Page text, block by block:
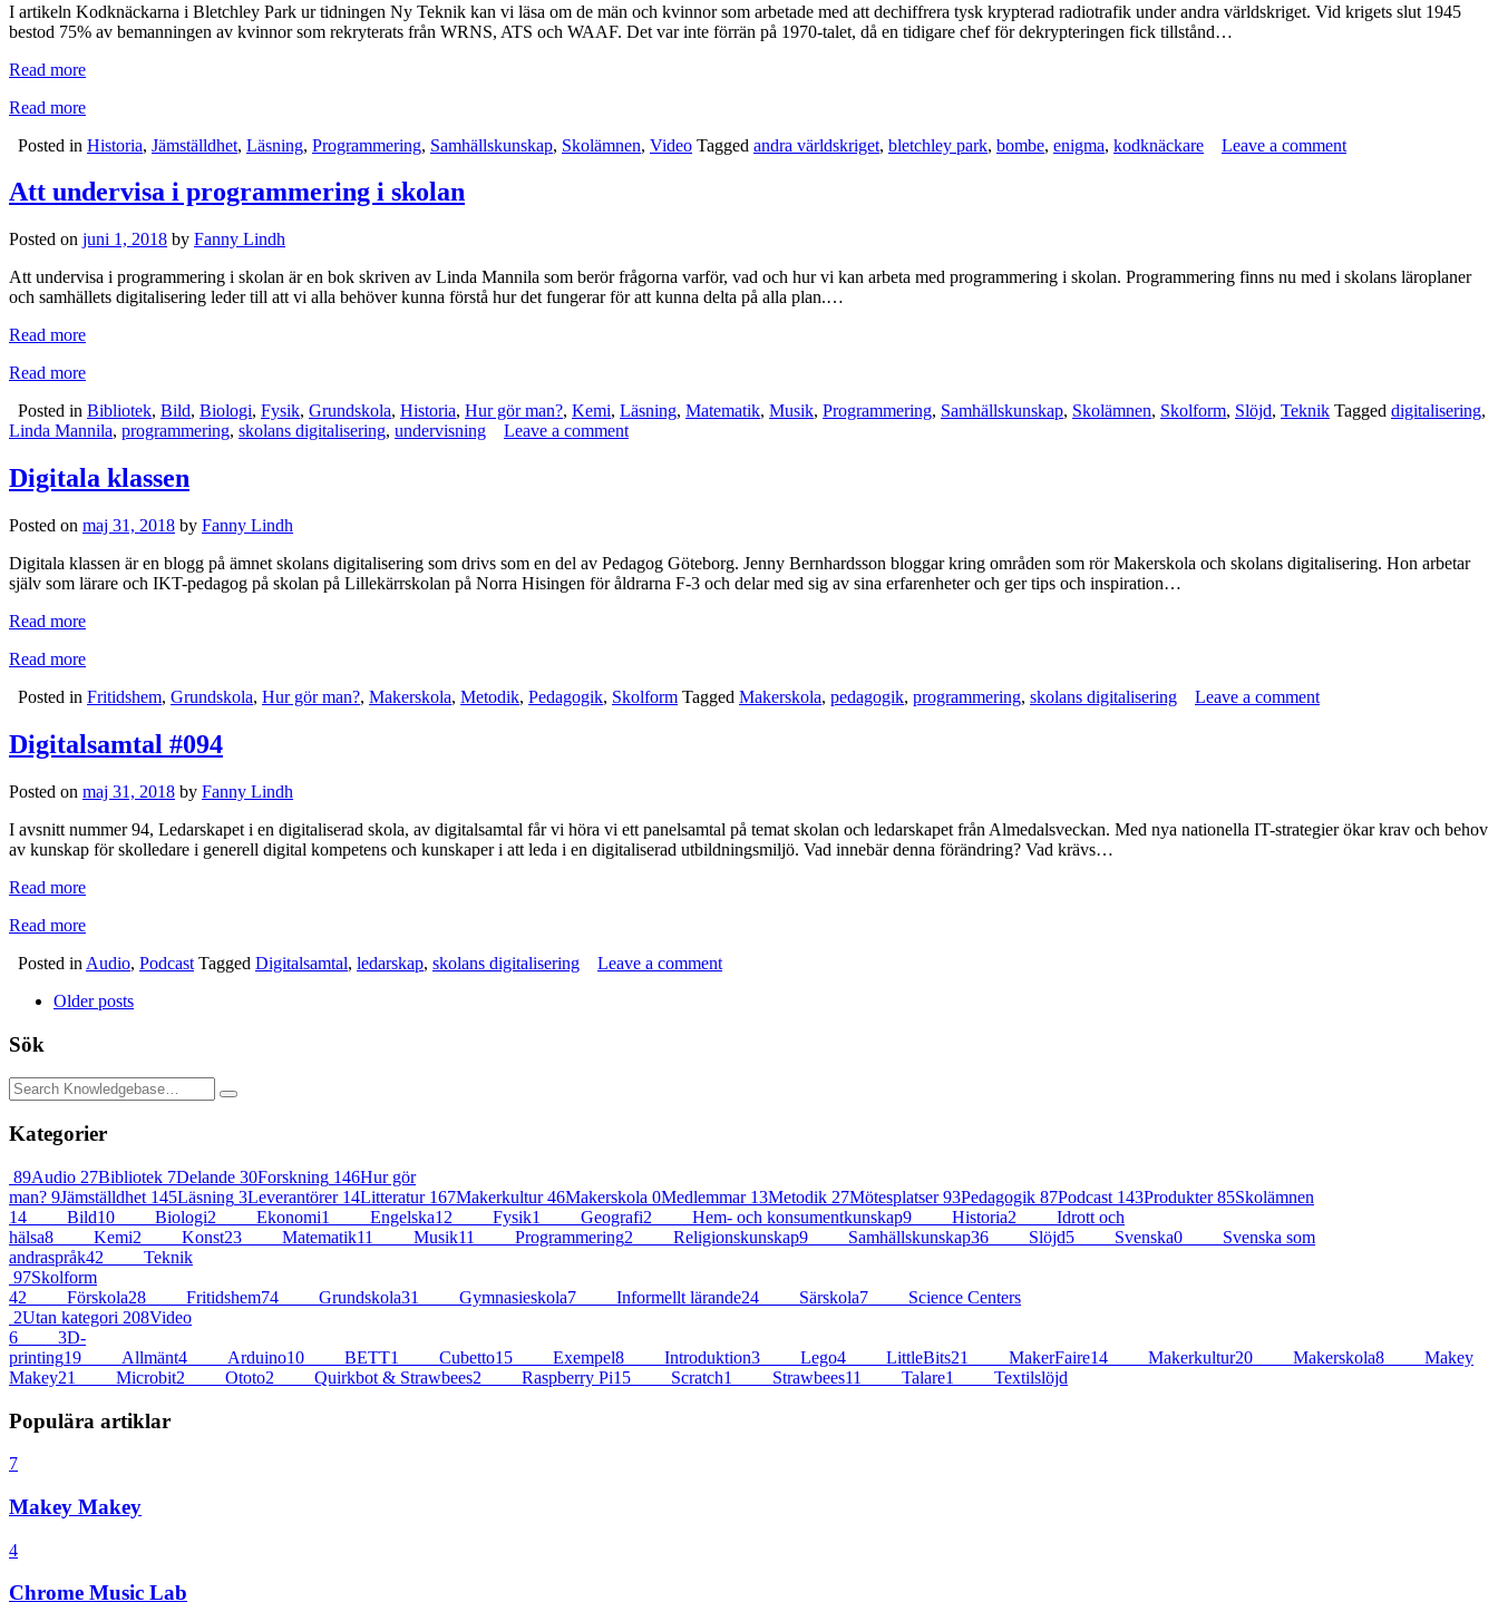
I artikeln Kodknäckarna i Bletchley Park ur tidningen Ny Teknik kan vi läsa om de män och kvinnor som arbetade med att dechiffrera tysk krypterad radiotrafik under andra världskriget. Vid krigets slut 1945
bestod 75% av bemanningen av kvinnor som rekryterats från WRNS, ATS och WAAF. Det var inte förrän på 1970-talet, då en tidigare chef för dekrypteringen fick tillstånd…
Read more
Read more
Posted in Historia, Jämställdhet, Läsning, Programmering, Samhällskunskap, Skolämnen, Video Tagged andra världskriget, bletchley park, bombe, enigma, kodknäckare Leave a comment
Att undervisa i programmering i skolan
Posted on juni 1, 2018 by Fanny Lindh
Att undervisa i programmering i skolan är en bok skriven av Linda Mannila som berör frågorna varför, vad och hur vi kan arbeta med programmering i skolan. Programmering finns nu med i skolans läroplaner
och samhällets digitalisering leder till att vi alla behöver kunna förstå hur det fungerar för att kunna delta på alla plan.…
Read more
Read more
Posted in Bibliotek, Bild, Biologi, Fysik, Grundskola, Historia, Hur gör man?, Kemi, Läsning, Matematik, Musik, Programmering, Samhällskunskap, Skolämnen, Skolform, Slöjd, Teknik Tagged digitalisering,
Linda Mannila, programmering, skolans digitalisering, undervisning Leave a comment
Digitala klassen
Posted on maj 31, 2018 by Fanny Lindh
Digitala klassen är en blogg på ämnet skolans digitalisering som drivs som en del av Pedagog Göteborg. Jenny Bernhardsson bloggar kring områden som rör Makerskola och skolans digitalisering. Hon arbetar
själv som lärare och IKT-pedagog på skolan på Lillekärrskolan på Norra Hisingen för åldrarna F-3 och delar med sig av sina erfarenheter och ger tips och inspiration…
Read more
Read more
Posted in Fritidshem, Grundskola, Hur gör man?, Makerskola, Metodik, Pedagogik, Skolform Tagged Makerskola, pedagogik, programmering, skolans digitalisering Leave a comment
Digitalsamtal #094
Posted on maj 31, 2018 by Fanny Lindh
I avsnitt nummer 94, Ledarskapet i en digitaliserad skola, av digitalsamtal får vi höra vi ett panelsamtal på temat skolan och ledarskapet från Almedalsveckan. Med nya nationella IT-strategier ökar krav och behov
av kunskap för skolledare i generell digital kompetens och kunskaper i att leda i en digitaliserad utbildningsmiljö. Vad innebär denna förändring? Vad krävs…
Read more
Read more
Posted in Audio, Podcast Tagged Digitalsamtal, ledarskap, skolans digitalisering
Leave a comment
Post
Older posts
Sök
Kategorier
89Audio 27Bibliotek 7Delande 30Forskning 146Hur gör
man? 9Jämställdhet 145Läsning 3Leverantörer 14Litteratur 167Makerkultur 46Makerskola 0Medlemmar 13Metodik 27Mötesplatser 93Pedagogik 87Podcast 143Produkter 85Skolämnen
14
Bild10 Biologi2 Ekonomi1 Engelska12 Fysik1 Geografi2 Hem- och konsumentkunskap9 Historia2
Idrott och
hälsa8 Kemi2 Konst23 Matematik11 Musik11 Programmering2 Religionskunskap9 Samhällskunskap36 Slöjd5 Svenska0
Svenska som
andraspråk42
Teknik
97Skolform
42
Förskola28 Fritidshem74 Grundskola31 Gymnasieskola7 Informellt lärande24 Särskola7
Science Centers
2Utan kategori 208Video
6
3D-
printing19 Allmänt4 Arduino10 BETT1 Cubetto15 Exempel8 Introduktion3 Lego4 LittleBits21 MakerFaire14 Makerkultur20 Makerskola8
Makey
Makey21 Microbit2 Ototo2 Quirkbot & Strawbees2 Raspberry Pi15 Scratch1 Strawbees11 Talare1 Textilslöjd
Populära artiklar
7
Makey Makey
4
Chrome Music Lab